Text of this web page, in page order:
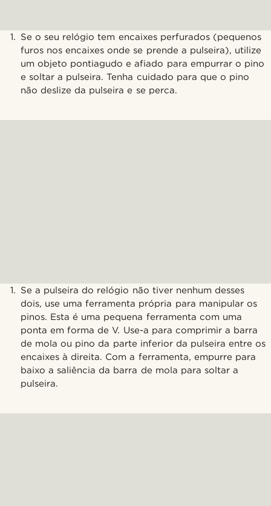
Se o seu relógio tem encaixes perfurados (pequenos
furos nos encaixes onde se prende a pulseira), utilize
um objeto pontiagudo e afiado para empurrar o pino
e soltar a pulseira. Tenha cuidado para que o pino
não deslize da pulseira e se perca.
Se a pulseira do relógio não tiver nenhum desses
dois, use uma ferramenta própria para manipular os
pinos. Esta é uma pequena ferramenta com uma
ponta em forma de V. Use-a para comprimir a barra
de mola ou pino da parte inferior da pulseira entre os
encaixes à direita. Com a ferramenta, empurre para
baixo a saliência da barra de mola para soltar a
pulseira.